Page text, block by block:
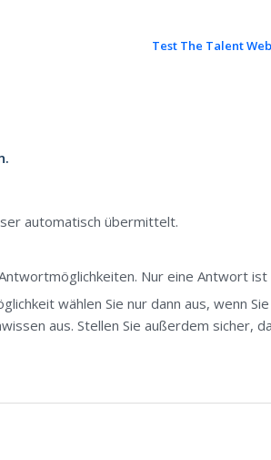
Test The Talent
automatisch übermittelt.
Nur eine Antwort ist
wählen Sie nur dann aus, wenn
aus. Stellen Sie außerdem sicher,